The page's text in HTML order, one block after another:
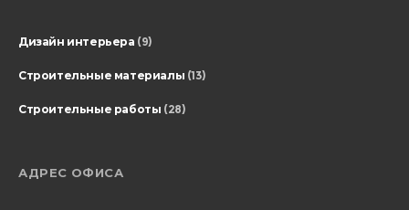
Дизайн интерьера (9)
Строительные материалы (13)
Строительные работы (28)
АДРЕС ОФИСА